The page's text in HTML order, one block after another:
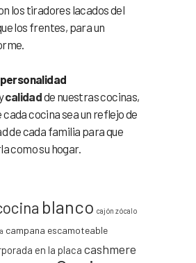
los tiradores lacados del
los frentes, para un
calidadde nuestras cocinas,
cada cocina sea un reflejo de
de cada familia para que
como su hogar.
blanco cajón zócalo
campana escamoteable
en la placa cashmere